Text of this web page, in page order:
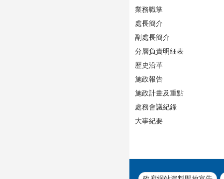
業務職掌
處長簡介
副處長簡介
分層負責明細表
歷史沿革
施政報告
施政計畫及重點
處務會議紀錄
大事紀要